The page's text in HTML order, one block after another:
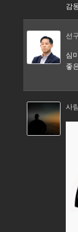
감
선
심
좋
사